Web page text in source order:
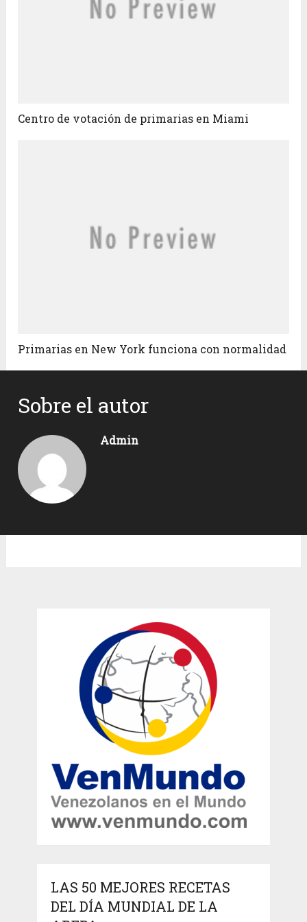
Centro de votación de primarias en Miami
Primarias en New York funciona con normalidad
Sobre el autor
Admin
LAS 50 MEJORES RECETAS
DEL DÍA MUNDIAL DE LA